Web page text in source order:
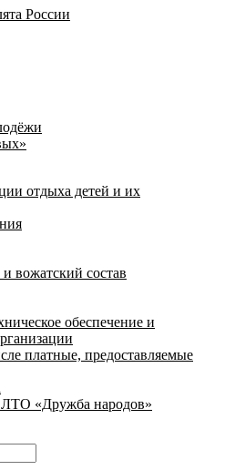
России
отдыха детей и их
вожатский состав
обеспечение и
платные, предоставляемые
«Дружба народов»